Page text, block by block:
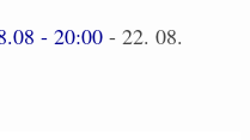
- 20:00 - 22. 08.